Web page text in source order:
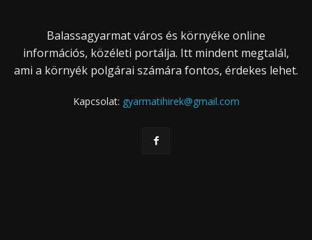
Balassagyarmat város és környéke online
információs, közéleti portálja. Itt mindent megtalál,
ami a környék polgárai számára fontos, érdekes lehet.
Kapcsolat: gyarmatihirek@gmail.com